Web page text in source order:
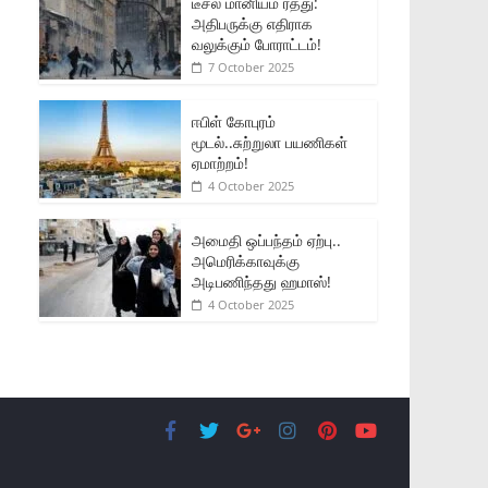
அதிபருக்கு எதிராக
வலுக்கும் போராட்டம்!
7 October 2025
ஈபிள் கோபுரம்
மூடல்..சுற்றுலா பயணிகள்
ஏமாற்றம்!
4 October 2025
அமைதி ஒப்பந்தம் ஏற்பு..
அமெரிக்காவுக்கு
அடிபணிந்தது ஹமாஸ்!
4 October 2025